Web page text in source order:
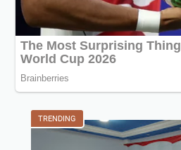
e
l
s
i
L
TRENDING